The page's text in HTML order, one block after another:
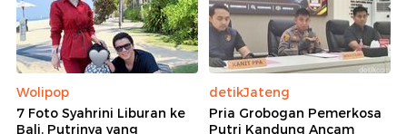
Wolipop
7 Foto Syahrini Liburan ke
Bali, Putrinya yang
detikJateng
Pria Grobogan Pemerkosa
Putri Kandung Ancam